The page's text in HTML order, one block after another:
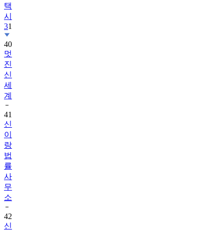
택
시
31
40
멋
진
신
세
계
41
신
이
랑
법
률
사
무
소
42
신